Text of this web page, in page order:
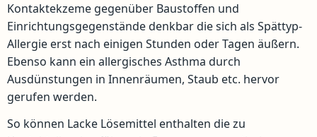
Kontaktekzeme gegenüber Baustoffen und
Einrichtungsgegenstände denkbar die sich als Spättyp-
Allergie erst nach einigen Stunden oder Tagen äußern.
Ebenso kann ein allergisches Asthma durch
Ausdünstungen in Innenräumen, Staub etc. hervor
gerufen werden.
So können Lacke Lösemittel enthalten die zu